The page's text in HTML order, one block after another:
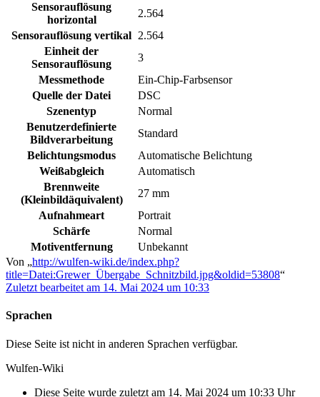
Sensorauflösung
horizontal
2.564
Sensorauflösung vertikal 2.564
Einheit der
Sensorauflösung
3
Messmethode
Ein-Chip-Farbsensor
Quelle der Datei
DSC
Szenentyp
Normal
Benutzerdefinierte
Bildverarbeitung
Standard
Belichtungsmodus
Automatische Belichtung
Weißabgleich
Automatisch
Brennweite
(Kleinbildäquivalent)
27 mm
Aufnahmeart
Portrait
Schärfe
Normal
Motiventfernung
Unbekannt
Von „http://wulfen-wiki.de/index.php?
title=Datei:Grewer_Übergabe_Schnitzbild.jpg&oldid=53808“
Zuletzt bearbeitet am 14. Mai 2024 um 10:33
Sprachen
Diese Seite ist nicht in anderen Sprachen verfügbar.
Wulfen-Wiki
Diese Seite wurde zuletzt am 14. Mai 2024 um 10:33 Uhr